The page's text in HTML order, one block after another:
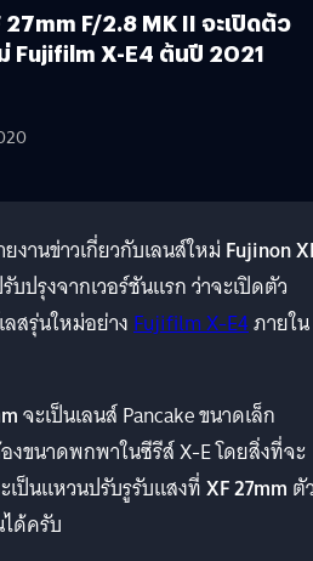
F/2.8 MK II จะเปิดตัว
Fujifilm X-E4 ต้นปี 2021
งานข่าวเกี่ยวกับเลนส์ใหม่ Fujinon
บปรุงจากเวอร์ชันแรก ว่าจะเปิดตัว
สรุ่นใหม่อย่างFujifilm X-E4ภายใน
จะเป็นเลนส์ Pancake ขนาดเล็ก
งขนาดพกพาในซีรีส์ X-E โดยสิ่งที่จะ
เป็นแหวนปรับรูรับแสงที่XF 27mm ตั
ด้ครับ